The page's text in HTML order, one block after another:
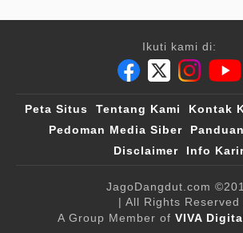
Ikuti kami di:
Peta Situs Tentang Kami Kontak
Pedoman Media Siber
Disclaimer
Info
JagoDangdut.com
| All Rights Reserved
A Group Member of VIVA